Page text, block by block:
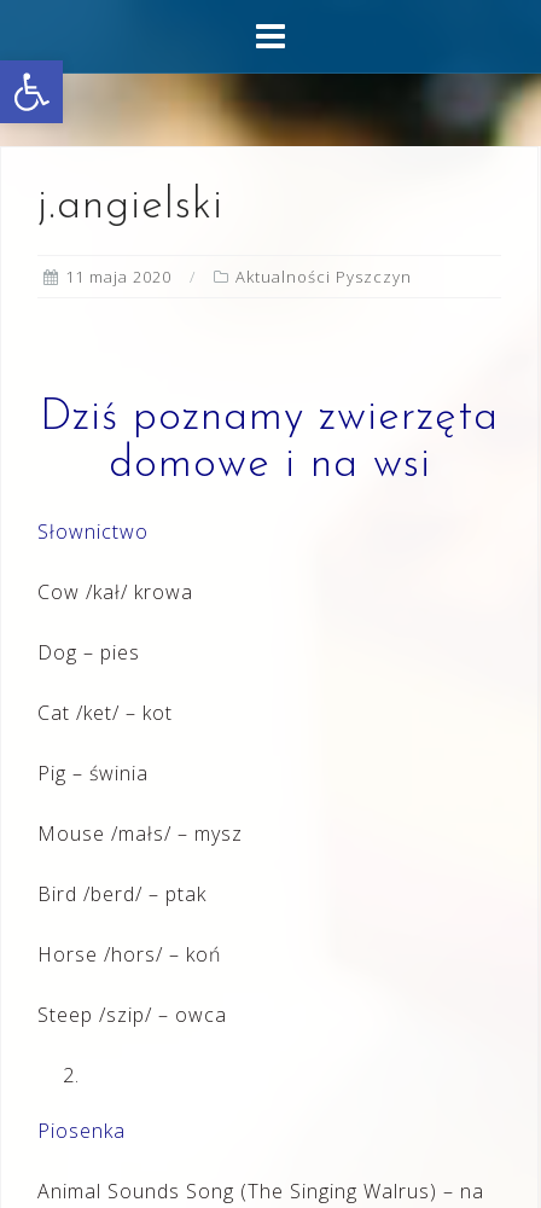
Otwórz pasek narzędzi
content
j.angielski
11 maja 2020 Aktualności Pyszczyn
Dziś poznamy zwierzęta
domowe i na wsi
Słownictwo
Cow /kał/ krowa
Dog – pies
Cat /ket/ – kot
Pig – świnia
Mouse /małs/ – mysz
Bird /berd/ – ptak
Horse /hors/ – koń
Steep /szip/ – owca
Piosenka
Animal Sounds Song (The Singing Walrus) – na